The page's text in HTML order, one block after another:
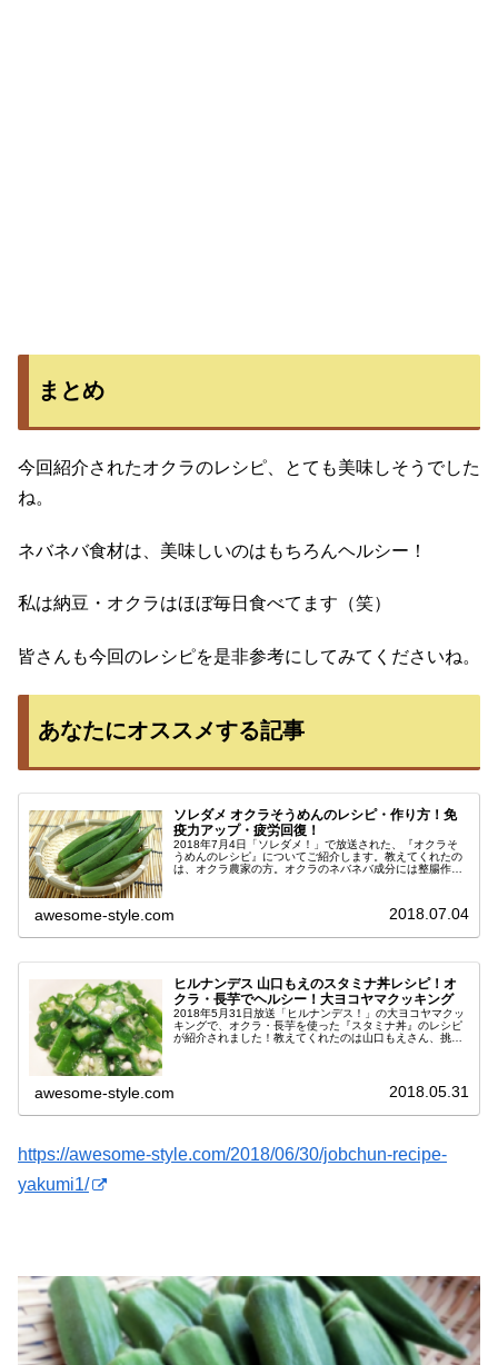
まとめ
今回紹介されたオクラのレシピ、とても美味しそうでした
ね。
ネバネバ食材は、美味しいのはもちろんヘルシー！
私は納豆・オクラはほぼ毎日食べてます（笑）
皆さんも今回のレシピを是非参考にしてみてくださいね。
あなたにオススメする記事
ソレダメ オクラそうめんのレシピ・作り方！免
疫力アップ・疲労回復！
2018年7月4日「ソレダメ！」で放送された、『オクラそ
うめんのレシピ』についてご紹介します。教えてくれたの
は、オクラ農家の方。オクラのネバネバ成分には整腸作用
awesome-style.com 2018.07.04
ヒルナンデス 山口もえのスタミナ丼レシピ！オ
クラ・長芋でヘルシー！大ヨコヤマクッキング
2018年5月31日放送「ヒルナンデス！」の大ヨコヤマクッ
キングで、オクラ・長芋を使った『スタミナ丼』のレシピ
が紹介されました！教えてくれたのは山口もえさん、挑戦
awesome-style.com 2018.05.31
https://awesome-style.com/2018/06/30/jobchun-recipe-
yakumi1/